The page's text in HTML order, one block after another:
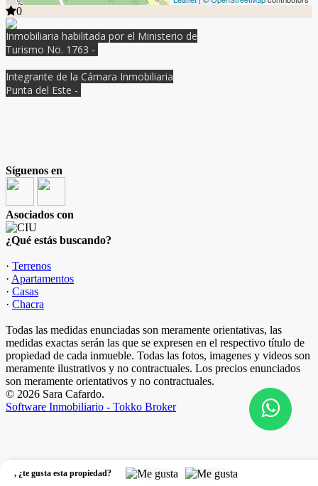
, ¿te gusta esta propiedad?
0
Inmobiliaria habilitada por el Ministerio de
Turismo No. 1763 -
Integrante de la Cámara Inmobiliaria
Punta del Este -
Síguenos en
Asociados con
¿Qué estás buscando?
· Terrenos
· Apartamentos
· Casas
· Chacra
Todas las medidas enunciadas son meramente orientativas, las
medidas exactas serán las que se expresen en el respectivo título de
propiedad de cada inmueble. Todas las fotos, imagenes y videos son
meramente ilustrativos y no contractuales. Los precios enunciados
son meramente orientativos y no contractuales.
© 2026 Sara Cafardo.
Software Inmobiliario - Tokko Broker